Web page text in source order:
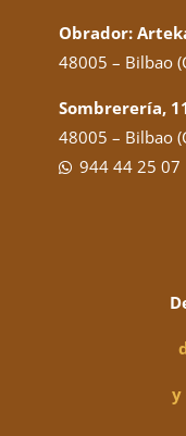
Obrador:
48005 – Bilbao
Sombrerería,
48005 – Bilbao
944 44 25 07
y